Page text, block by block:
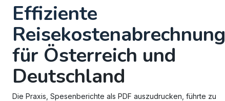
Effiziente
Reisekostenabrechnung
für Österreich und
Deutschland
Die Praxis, Spesenberichte als PDF auszudrucken, führte zu